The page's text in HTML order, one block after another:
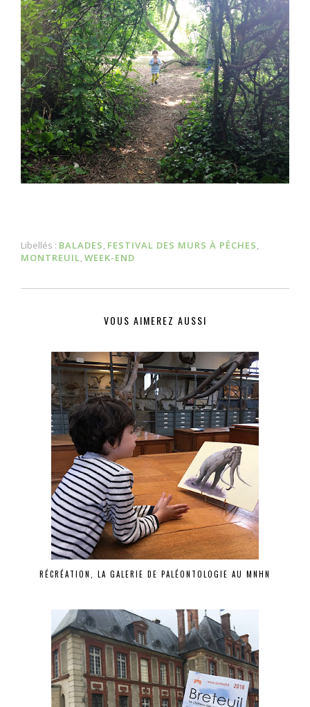
Libellés : BALADES, FESTIVAL DES MURS À PÊCHES,
MONTREUIL,WEEK-END
VOUS AIMEREZ AUSSI
RÉCRÉATION, LA GALERIE DE PALÉONTOLOGIE AU MNHN